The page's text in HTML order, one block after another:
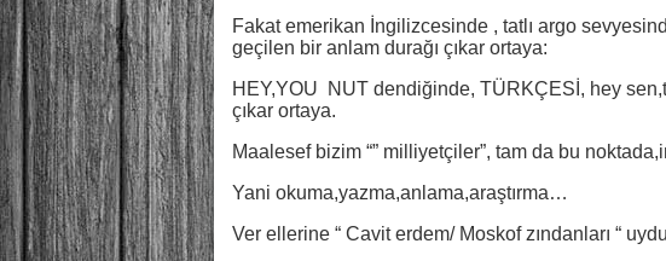
Fakat emerikan İngilizcesinde , tatlı argo
geçilen bir anlam durağı çıkar ortaya:
HEY,YOU NUT dendiğinde, TÜRKÇESİ, hey
çıkar ortaya.
Maalesef bizim “” milliyetçiler”, tam da bu
Yani okuma,yazma,anlama,araştırma…
Ver ellerine “ Cavit erdem/ Moskof zındanları “